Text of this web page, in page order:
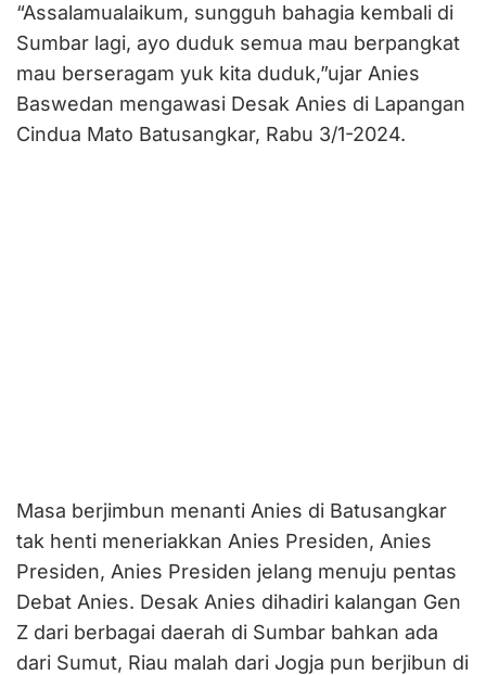
“Assalamualaikum, sungguh bahagia kembali di
Sumbar lagi, ayo duduk semua mau berpangkat
mau berseragam yuk kita duduk,”ujar Anies
Baswedan mengawasi Desak Anies di Lapangan
Cindua Mato Batusangkar, Rabu 3/1-2024.
Masa berjimbun menanti Anies di Batusangkar
tak henti meneriakkan Anies Presiden, Anies
Presiden, Anies Presiden jelang menuju pentas
Debat Anies. Desak Anies dihadiri kalangan Gen
Z dari berbagai daerah di Sumbar bahkan ada
dari Sumut, Riau malah dari Jogja pun berjibun di